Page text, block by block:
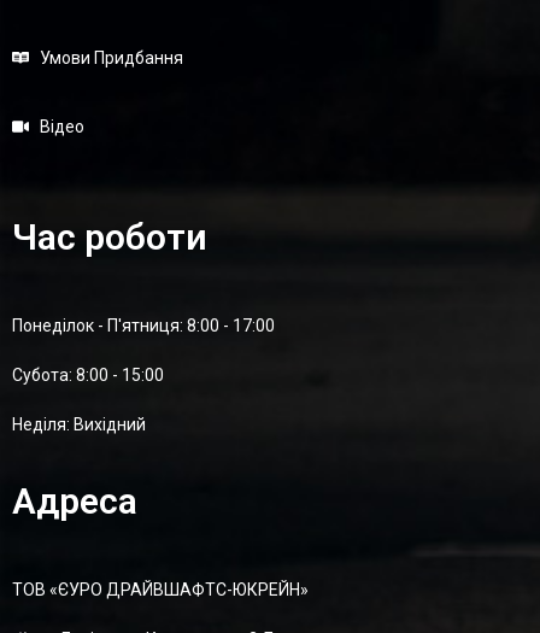
Умови Придбання
Відео
Час роботи
Понеділок - П'ятниця: 8:00 - 17:00
Суботa: 8:00 - 15:00
Неділя: Вихідний
Адреса
ТОВ «ЄУРО ДРАЙВШАФТC-ЮКРЕЙН»